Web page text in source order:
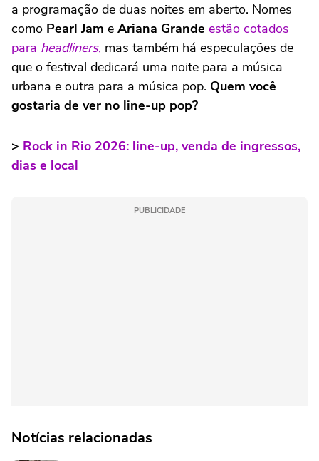
a programação de duas noites em aberto. Nomes
como Pearl Jam e Ariana Grande estão cotados
para headliners, mas também há especulações de
que o festival dedicará uma noite para a música
urbana e outra para a música pop. Quem você
gostaria de ver no line-up pop?
> Rock in Rio 2026: line-up, venda de ingressos,
dias e local
PUBLICIDADE
Notícias relacionadas